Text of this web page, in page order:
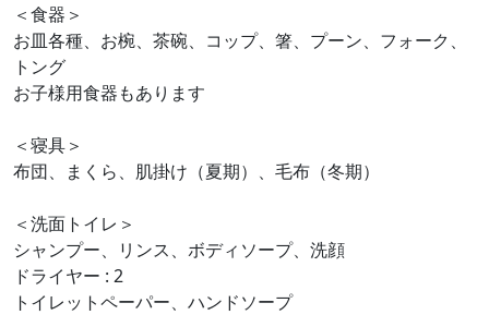
＜食器＞
お皿各種、お椀、茶碗、コップ、箸、プーン、フォーク、
トング
お子様用食器もあります
＜寝具＞
布団、まくら、肌掛け（夏期）、毛布（冬期）
＜洗面トイレ＞
シャンプー、リンス、ボディソープ、洗顔
ドライヤー : 2
トイレットペーパー、ハンドソープ